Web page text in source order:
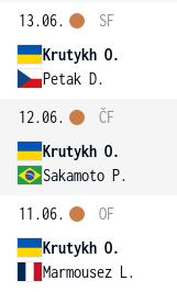
13.06.
Krutykh O.
Petak D.
SF
12.06.
Krutykh O.
Sakamoto P.
ČF
11.06.
Krutykh O.
Marmousez L.
OF